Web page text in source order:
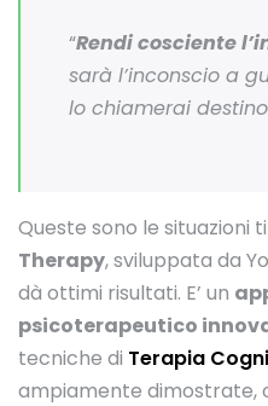
“Rendi cosciente
sarà l’inconscio a
lo chiamerai destino
Queste sono le situazioni
Therapy, sviluppata da
dà ottimi risultati. E’ un
psicoterapeutico
tecniche di Terapia
ampiamente dimostrate,